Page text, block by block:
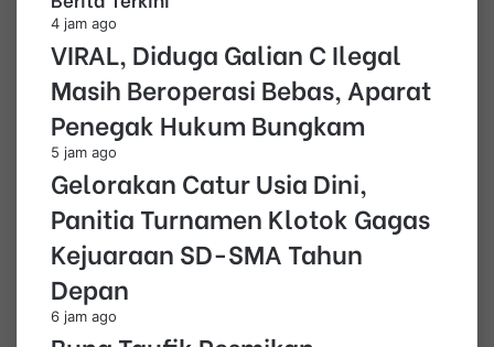
4 jam ago
VIRAL, Diduga Galian C Ilegal
Masih Beroperasi Bebas, Aparat
Penegak Hukum Bungkam
5 jam ago
Gelorakan Catur Usia Dini,
Panitia Turnamen Klotok Gagas
Kejuaraan SD-SMA Tahun
Depan
6 jam ago